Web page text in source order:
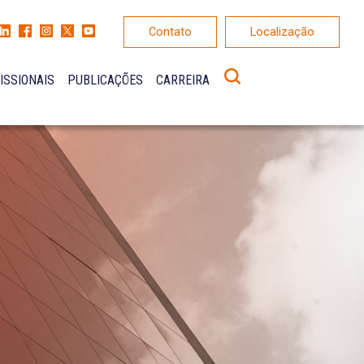
Contato Localização
PUBLICAÇÕES CARREIRA